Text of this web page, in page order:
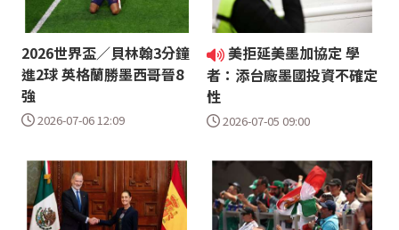
2026世界盃／貝林翰3分鐘
進2球 英格蘭勝墨西哥晉8
強
2026-07-06 12:09
美拒延美墨加協定 學
者：添台廠墨國投資不確定
性
2026-07-05 09:00